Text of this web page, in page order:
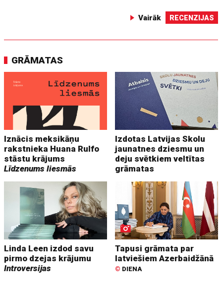
Vairāk RECENZIJAS
GRĀMATAS
Iznācis meksikāņu
rakstnieka Huana Rulfo
stāstu krājums
Līdzenums liesmās
Izdotas Latvijas Skolu
jaunatnes dziesmu un
deju svētkiem veltītas
grāmatas
Linda Leen izdod savu
pirmo dzejas krājumu
Introversijas
Tapusi grāmata par
latviešiem Azerbaidžānā
© DIENA